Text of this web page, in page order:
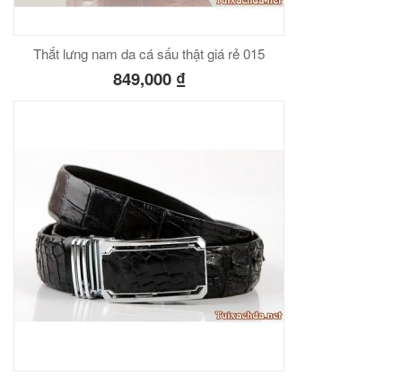
Thắt lưng nam da cá sấu thật giá rẻ 015
849,000 ₫